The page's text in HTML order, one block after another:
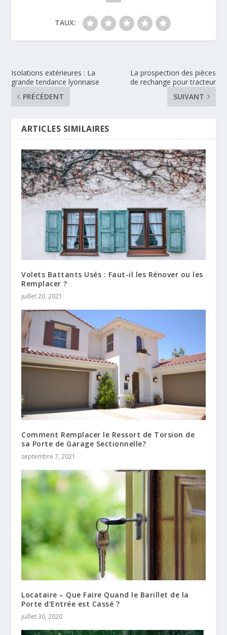
TAUX:
Isolations extérieures : La
grande tendance lyonnaise
PRÉCÉDENT
La prospection des pièces
de rechange pour tracteur
SUIVANT
ARTICLES SIMILAIRES
Volets Battants Usés : Faut-il les Rénover ou les
Remplacer ?
juillet 20, 2021
Comment Remplacer le Ressort de Torsion de
sa Porte de Garage Sectionnelle?
septembre 7, 2021
Locataire – Que Faire Quand le Barillet de la
Porte d’Entrée est Cassé ?
juillet 30, 2020